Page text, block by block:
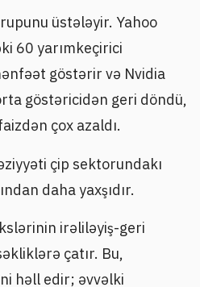
üstələyir. Yahoo
60 yarımkeçirici
göstərir və Nvidia
göstəricidən geri döndü,
çox azaldı.
çip sektorundakı
daha yaxşıdır.
irəliləyiş-geri
çatır. Bu,
həll edir; əvvəlki